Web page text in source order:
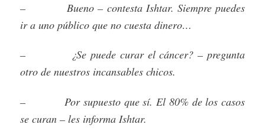
– Bueno – contesta Ishtar. Siempre puedes
ir a uno público que no cuesta dinero…
– ¿Se puede curar el cáncer? – pregunta
otro de nuestros incansables chicos.
– Por supuesto que sí. El 80% de los casos
se curan – les informa Ishtar.